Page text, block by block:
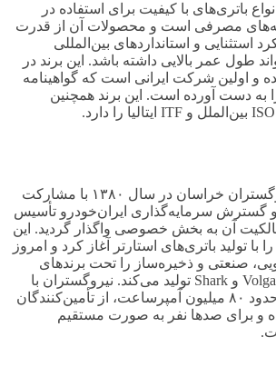
باتری‌های با کیفیت برای استفاده در
مصرفی است و محصولات آن از قدرت
استثنایی و استانداردهای بین‌المللی
طول عمر بالایی داشته باشد. این برند در
شده و اولین شرکت ایرانی است که گواهینامه
را به دست آورده است. این برند همچنین
گروه کارخانجات نیروگستران خراسان در سال ۱۳۸۰ با مشارکت
و گسترش سرمایه‌گذاری ایران‌خودرو تأسیس
و از سال ۱۳۹۵ مالکیت آن به بخش خصوصی واگذار گردید. این
تولید باتری‌های استارتر آغاز کرد و امروز
صنعتی و ذخیره‌ساز را تحت برندهای
مختلفی مانند Volga، Turbo و Shark تولید می‌کند. نیروگستران با
ظرفیت تولید سالانه حدود ۸۰ میلیون آمپرساعت، از تأمین‌کنندگان
و برای صدها نفر به صورت مستقیم